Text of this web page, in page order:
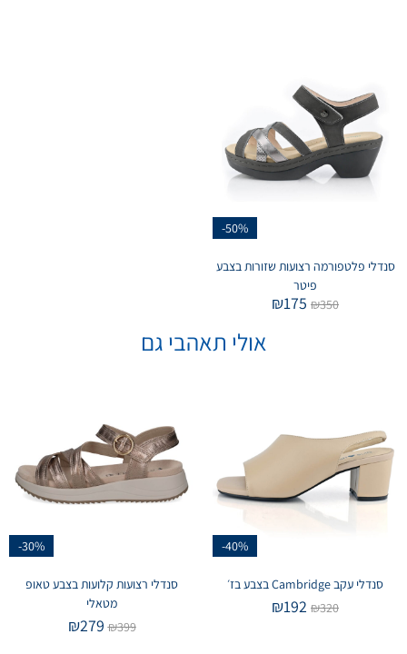
-50%
סנדלי פלטפורמה רצועות שזורות בצבע
פיטר
₪350
₪175
אולי תאהבי גם
-40%
סנדלי עקב Cambridge בצבע בז׳
₪320
₪192
-30%
סנדלי רצועות קלועות בצבע טאופ
מטאלי
₪399
₪279